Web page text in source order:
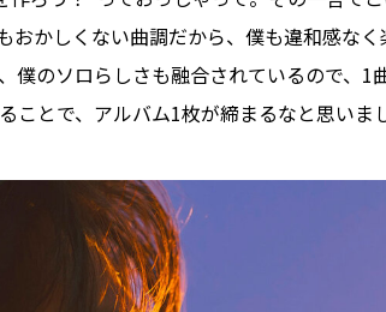
おかしくない曲調だから、僕も違和感な
のソロらしさも融合されているので、1
ことで、アルバム1枚が締まるなと思いま